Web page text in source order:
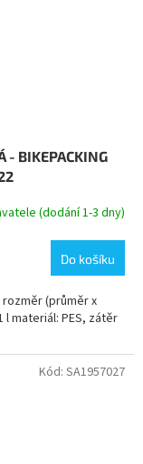
- BIKEPACKING
(dodání 1-3 dny)
Do košíku
rozměr (průměr x
l materiál: PES, zátěr
Kód: SA1957027